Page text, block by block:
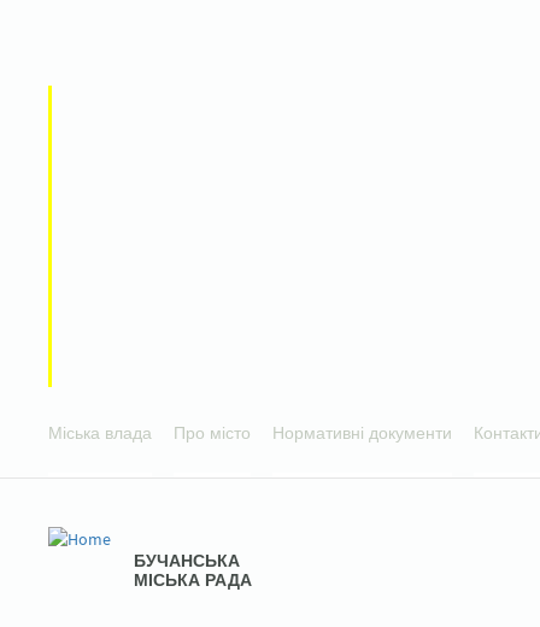
Міська влада Про місто Нормативні документи
БУЧАНСЬКА
МІСЬКА РАДА